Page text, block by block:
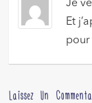
Je
Et
pour
Laissez Un